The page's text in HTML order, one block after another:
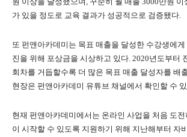
가 있을 정도로 교육 결과가 성공적으로 검증됐다.
또 펀앤아카데미는 목표 매출을 달성한 수강생에
진을 위해 포상금을 시상하고 있다. 2020년도부터
회차를 거듭할수록 더 많은 목표 매출 달성자를 배
현장은 펀앤아카데미 유튜브 채널에서 확인할 수 있
현재 펀앤아카데미에서는 온라인 사업을 처음 도
이 시작할 수 있도록 지원하기 위해 지난해부터 자